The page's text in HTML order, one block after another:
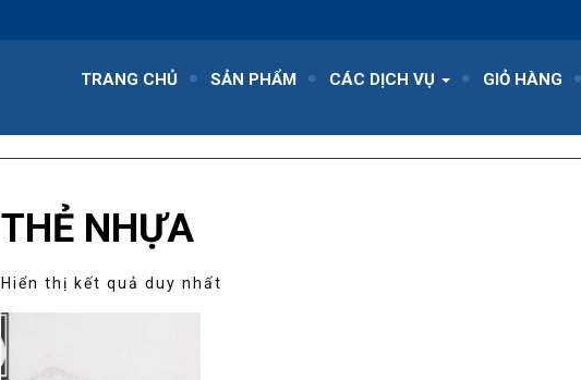
TRANG CHỦ SẢN PHẨM CÁC DỊCH VỤ GIỎ HÀNG
THẺ NHỰA
Hiển thị kết quả duy nhất